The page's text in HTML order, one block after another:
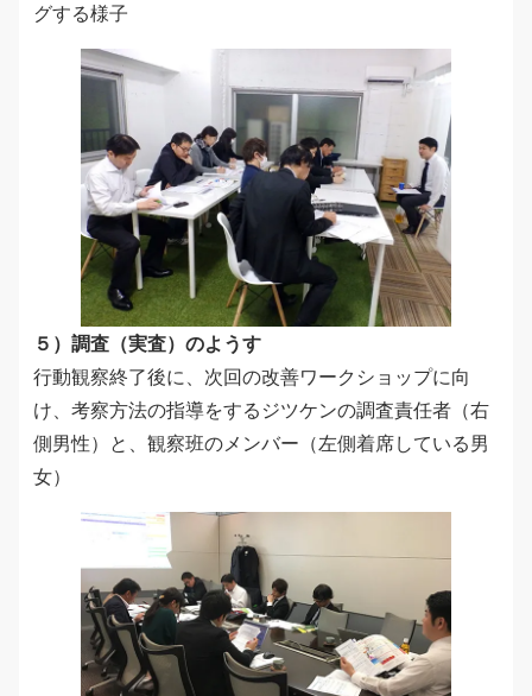
グする様子
５）調査（実査）のようす
行動観察終了後に、次回の改善ワークショップに向
け、考察方法の指導をするジツケンの調査責任者（右
側男性）と、観察班のメンバー（左側着席している男
女）